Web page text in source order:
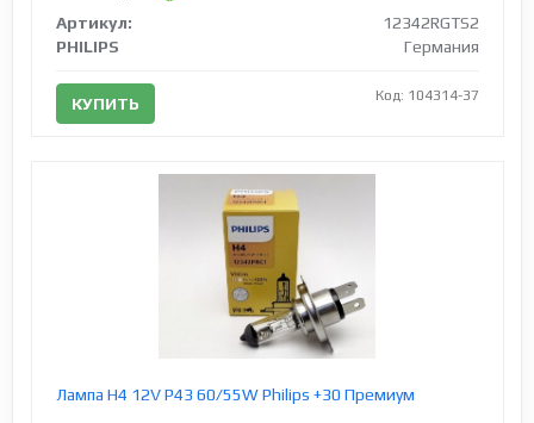
Артикул:
12342RGTS2
PHILIPS
Германия
КУПИТЬ Код: 104314-37
Лампа H4 12V Р43 60/55W Philips +30 Премиум